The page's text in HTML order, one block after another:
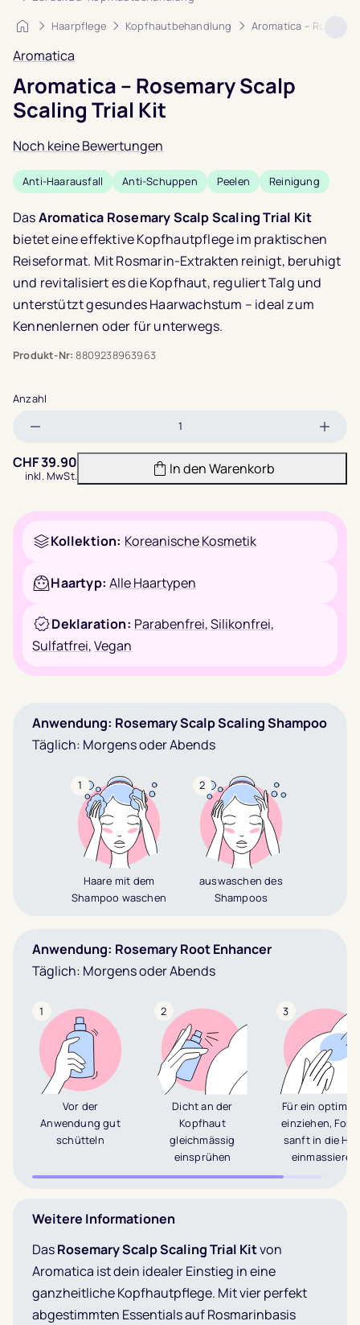
Startseite
Haarpflege Kopfhautbehandlung Aromatica –
Aromatica
Aromatica – Rosemary Scalp
Scaling Trial Kit
Noch keine Bewertungen
Anti-Haarausfall Anti-Schuppen Peelen Reinigung
DasAromatica Rosemary Scalp Scaling Trial Kit
bietet eine effektive Kopfhautpflege im praktischen
Reiseformat. Mit Rosmarin-Extrakten reinigt, beruhigt
und revitalisiert es die Kopfhaut, reguliert Talg und
unterstützt gesundes Haarwachstum – ideal zum
Kennenlernen oder für unterwegs.
Produkt-Nr: 8809238963963
Anzahl
verringern
CHF39.90
inkl. MwSt. In den Warenkorb
Kollektion: Koreanische Kosmetik
Haartyp:Alle Haartypen
Deklaration: Parabenfrei,Silikonfrei,
Sulfatfrei,Vegan
Anwendung: Rosemary Scalp Scaling Shampoo
Täglich: Morgens oder Abends
1
Haare mit dem
Shampoo waschen
2
auswaschen des
Shampoos
Anwendung: Rosemary Root Enhancer
Täglich: Morgens oder Abends
1
Vor der
Anwendung gut
schütteln
2
Dicht an der
Kopfhaut
gleichmässig
einsprühen
3
Für ein
einziehen,
sanft in die
einmassieren
Weitere Informationen
DasRosemary Scalp Scaling Trial Kitvon
Aromatica ist dein idealer Einstieg in eine
ganzheitliche Kopfhautpflege. Mit vier perfekt
abgestimmten Essentials auf Rosmarinbasis